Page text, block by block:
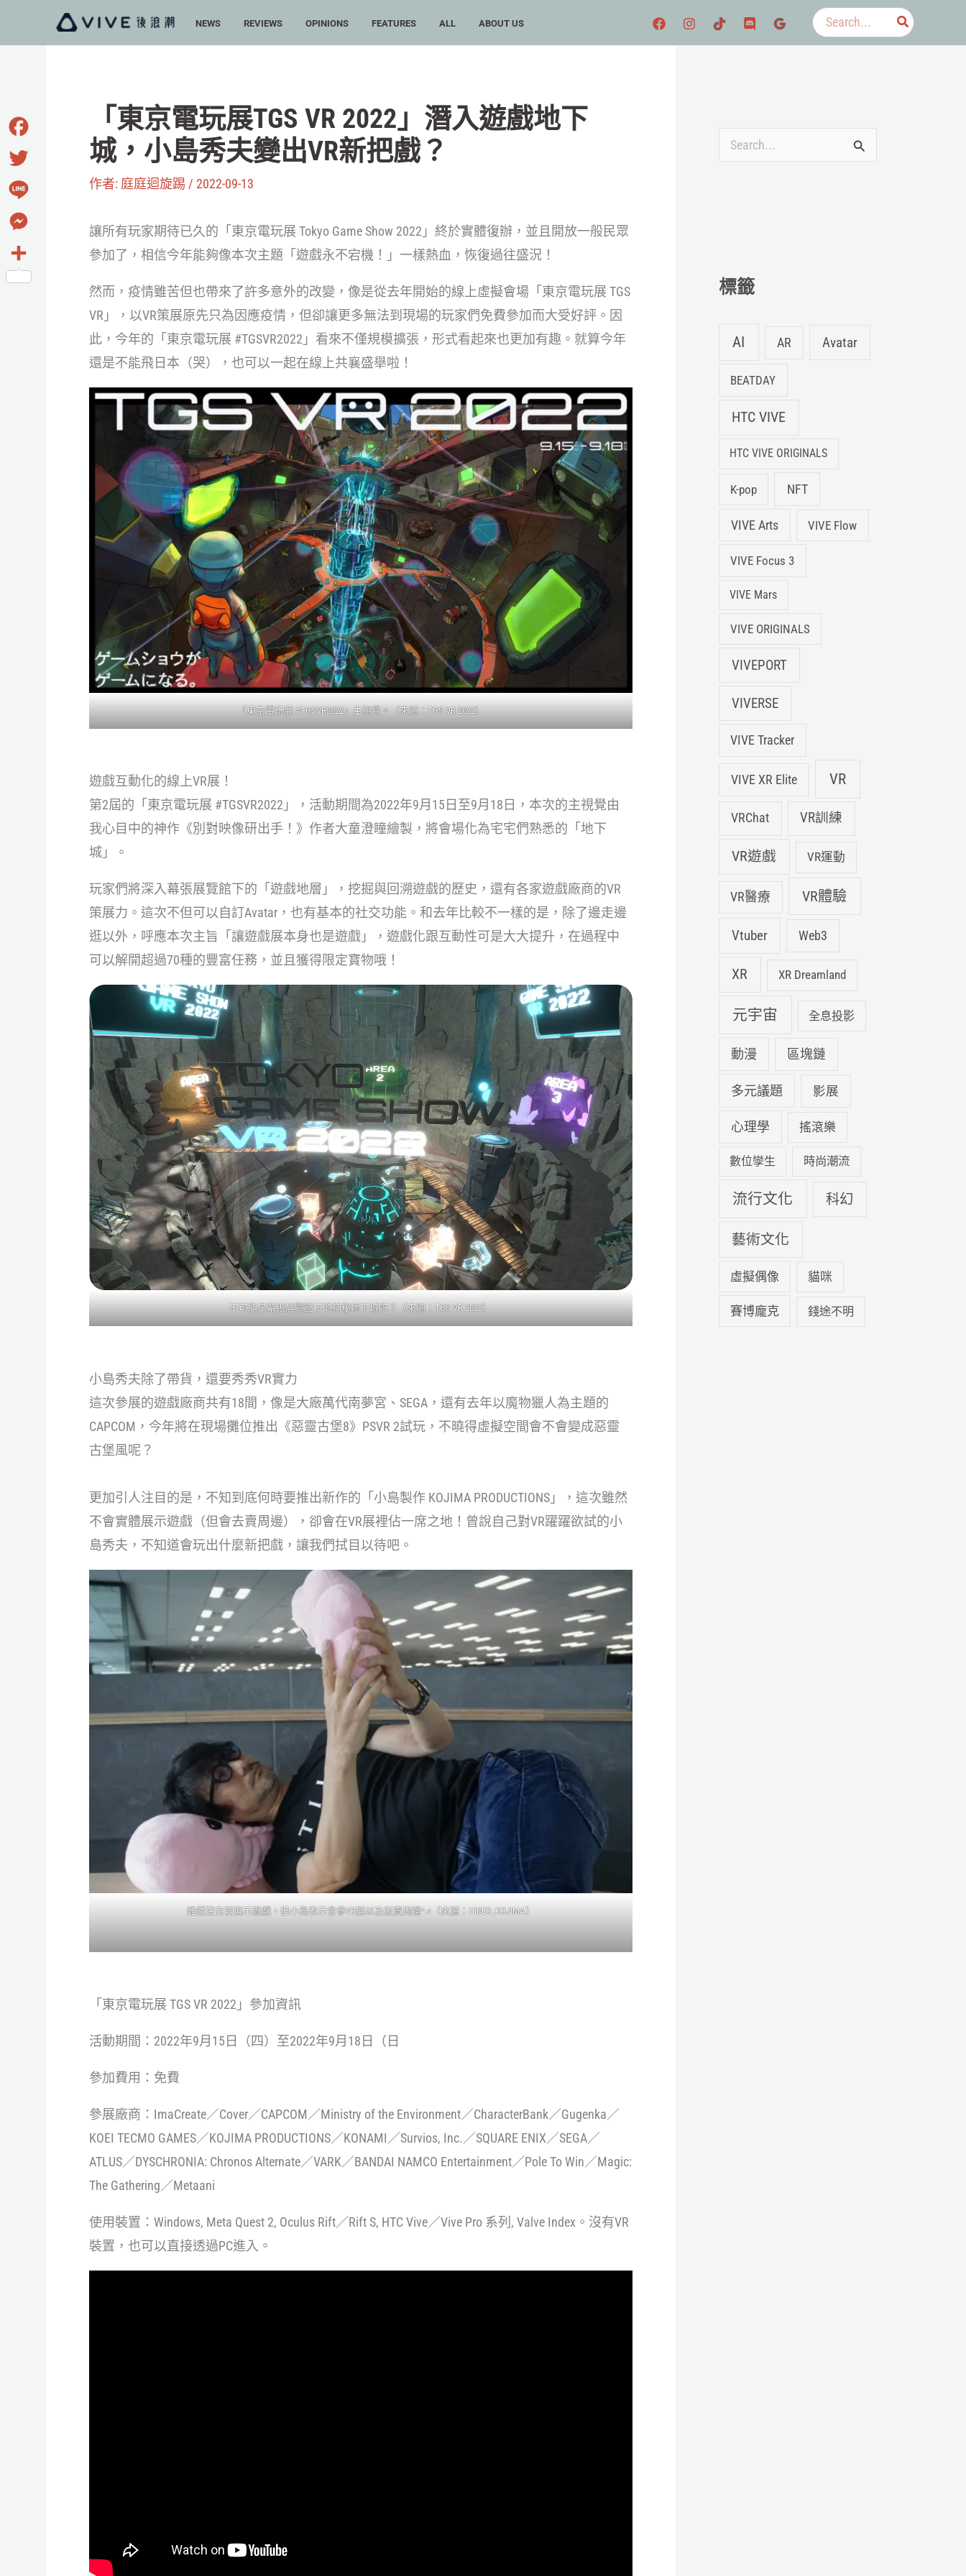
容
NEWS REVIEWS OPINIONS FEATURES ALL ABOUT US
搜
尋：
「東京電玩展TGS VR 2022」潛入遊戲地下
城，小島秀夫變出VR新把戲？
作者: 庭庭迴旋踢 / 2022-09-13
讓所有玩家期待已久的「東京電玩展 Tokyo Game Show 2022」終於實體復辦，並且開放一般民眾
參加了，相信今年能夠像本次主題「遊戲永不宕機！」一樣熱血，恢復過往盛況！
然而，疫情雖苦但也帶來了許多意外的改變，像是從去年開始的線上虛擬會場「東京電玩展 TGS
VR」，以VR策展原先只為因應疫情，但卻讓更多無法到現場的玩家們免費參加而大受好評。因
此，今年的「東京電玩展 #TGSVR2022」看來不僅規模擴張，形式看起來也更加有趣。就算今年
還是不能飛日本（哭），也可以一起在線上共襄盛舉啦！
「東京電玩展#TGSVR2022」主視覺。（來源： TGS VR 2022）
遊戲互動化的線上VR展！
第2屆的「東京電玩展 #TGSVR2022」，活動期間為2022年9月15日至9月18日，本次的主視覺由
我心目中的神作《別對映像研出手！》作者大童澄瞳繪製，將會場化為宅宅們熟悉的「地下
城」。
玩家們將深入幕張展覽館下的「遊戲地層」，挖掘與回溯遊戲的歷史，還有各家遊戲廠商的VR
策展力。這次不但可以自訂Avatar，也有基本的社交功能。和去年比較不一樣的是，除了邊走邊
逛以外，呼應本次主旨「讓遊戲展本身也是遊戲」，遊戲化跟互動性可是大大提升，在過程中
可以解開超過70種的豐富任務，並且獲得限定寶物哦！
不可能是幕張展覽館下的神秘地下城吧？（來源： TGS VR 2022）
小島秀夫除了帶貨，還要秀秀VR實力
這次參展的遊戲廠商共有18間，像是大廠萬代南夢宮、SEGA，還有去年以魔物獵人為主題的
CAPCOM，今年將在現場攤位推出《惡靈古堡8》PSVR 2試玩，不曉得虛擬空間會不會變成惡靈
古堡風呢？
更加引人注目的是，不知到底何時要推出新作的「小島製作 KOJIMA PRODUCTIONS」，這次雖然
不會實體展示遊戲（但會去賣周邊），卻會在VR展裡佔一席之地！曾說自己對VR躍躍欲試的小
島秀夫，不知道會玩出什麼新把戲，讓我們拭目以待吧。
雖然沒有要展示遊戲，但小島表示會參VR展以及販賣周邊^.<（來源：HIDEO_KOJIMA）
「東京電玩展 TGS VR 2022」參加資訊
活動期間：2022年9月15日（四）至2022年9月18日（日
參加費用：免費
參展廠商：ImaCreate／Cover／CAPCOM／Ministry of the Environment／CharacterBank／Gugenka／
KOEI TECMO GAMES／KOJIMA PRODUCTIONS／KONAMI／Survios, Inc.／SQUARE ENIX／SEGA／
ATLUS／DYSCHRONIA: Chronos Alternate／VARK／BANDAI NAMCO Entertainment／Pole To Win／Magic:
The Gathering／Metaani
使用裝置：Windows, Meta Quest 2, Oculus Rift／Rift S, HTC Vive／Vive Pro 系列, Valve Index。沒有VR
裝置，也可以直接透過PC進入。
:標籤
AI AR Avatar
BEATDAY
HTC VIVE
HTC VIVE ORIGINALS
K-pop NFT
VIVE Arts VIVE Flow
VIVE Focus 3
VIVE Mars
VIVE ORIGINALS
VIVEPORT
VIVERSE
VIVE Tracker
VIVE XR Elite VR
VRChat VR訓練
VR遊戲 VR運動
VR醫療 VR體驗
Vtuber Web3
XR XR Dreamland
元宇宙 全息投影
動漫 區塊鏈
多元議題 影展
心理學 搖滾樂
數位孿生 時尚潮流
流行文化 科幻
藝術文化
虛擬偶像 貓咪
賽博龐克 錢途不明
Facebook
Twitter
Line
Messenger
分